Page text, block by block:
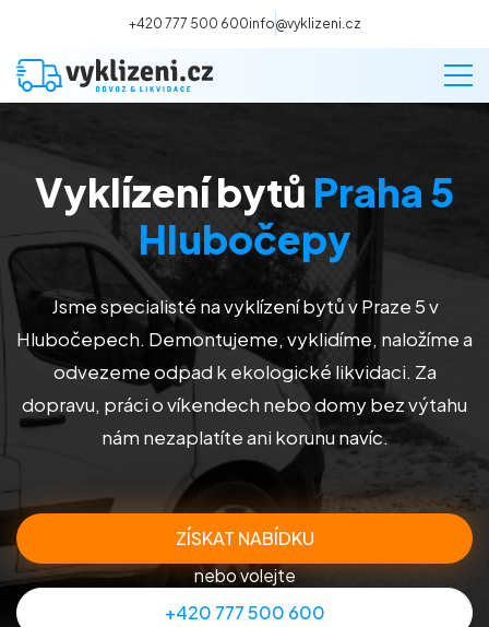
+420 777 500 600info@vyklizeni.cz
Vyklízení
Stěhování
Malování
Deratizace a dezinsekce
Příprava nemovitostí na prodej
Reference
Vyklízení bytů Praha 5
Hlubočepy
Jsme specialisté na vyklízení bytů v Praze 5 v
Hlubočepech. Demontujeme, vyklidíme, naložíme a
odvezeme odpad k ekologické likvidaci. Za
dopravu, práci o víkendech nebo domy bez výtahu
nám nezaplatíte ani korunu navíc.
ZÍSKAT NABÍDKU
nebo volejte
+420 777 500 600